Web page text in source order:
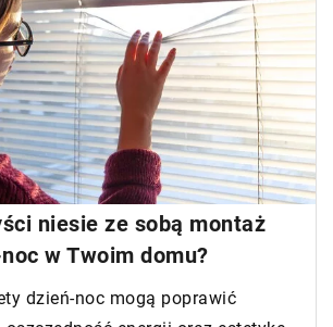
niesie ze sobą montaż
w Twoim domu?
dzień-noc mogą poprawić